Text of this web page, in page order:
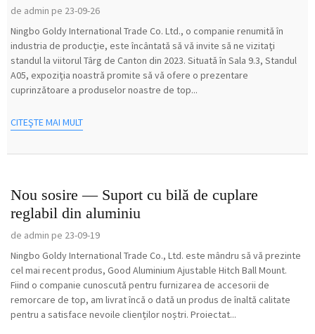
de admin pe 23-09-26
Ningbo Goldy International Trade Co. Ltd., o companie renumită în
industria de producție, este încântată să vă invite să ne vizitați
standul la viitorul Târg de Canton din 2023. Situată în Sala 9.3, Standul
A05, expoziția noastră promite să vă ofere o prezentare
cuprinzătoare a produselor noastre de top...
CITEŞTE MAI MULT
Nou sosire — Suport cu bilă de cuplare
reglabil din aluminiu
de admin pe 23-09-19
Ningbo Goldy International Trade Co., Ltd. este mândru să vă prezinte
cel mai recent produs, Good Aluminium Ajustable Hitch Ball Mount.
Fiind o companie cunoscută pentru furnizarea de accesorii de
remorcare de top, am livrat încă o dată un produs de înaltă calitate
pentru a satisface nevoile clienților noștri. Proiectat...